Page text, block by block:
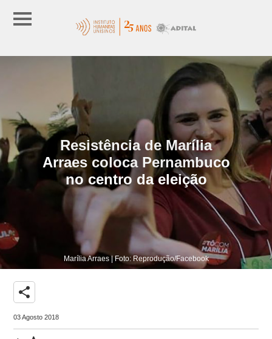
Resistência de Marília
Arraes coloca Pernambuco
no centro da eleição
Marília Arraes | Foto: Reprodução/Facebook
share
03 Agosto 2018